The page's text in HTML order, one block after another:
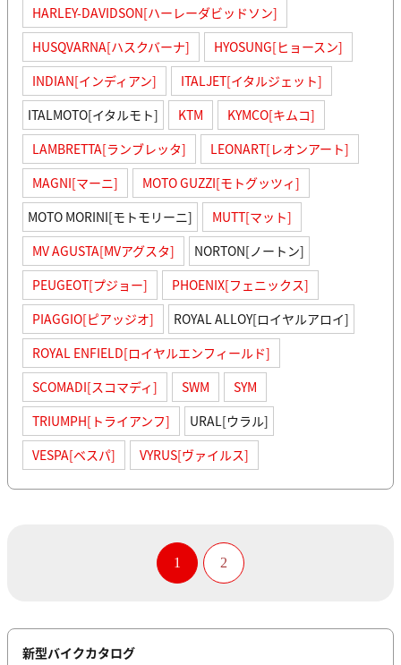
HARLEY-DAVIDSON[ハーレーダビッドソン]
HUSQVARNA[ハスクバーナ]
HYOSUNG[ヒョースン]
INDIAN[インディアン]
ITALJET[イタルジェット]
ITALMOTO[イタルモト]
KTM
KYMCO[キムコ]
LAMBRETTA[ランブレッタ]
LEONART[レオンアート]
MAGNI[マーニ]
MOTO GUZZI[モトグッツィ]
MOTO MORINI[モトモリーニ]
MUTT[マット]
MV AGUSTA[MVアグスタ]
NORTON[ノートン]
PEUGEOT[プジョー]
PHOENIX[フェニックス]
PIAGGIO[ピアッジオ]
ROYAL ALLOY[ロイヤルアロイ]
ROYAL ENFIELD[ロイヤルエンフィールド]
SCOMADI[スコマディ]
SWM
SYM
TRIUMPH[トライアンフ]
URAL[ウラル]
VESPA[ベスパ]
VYRUS[ヴァイルス]
1 2
新型バイクカタログ